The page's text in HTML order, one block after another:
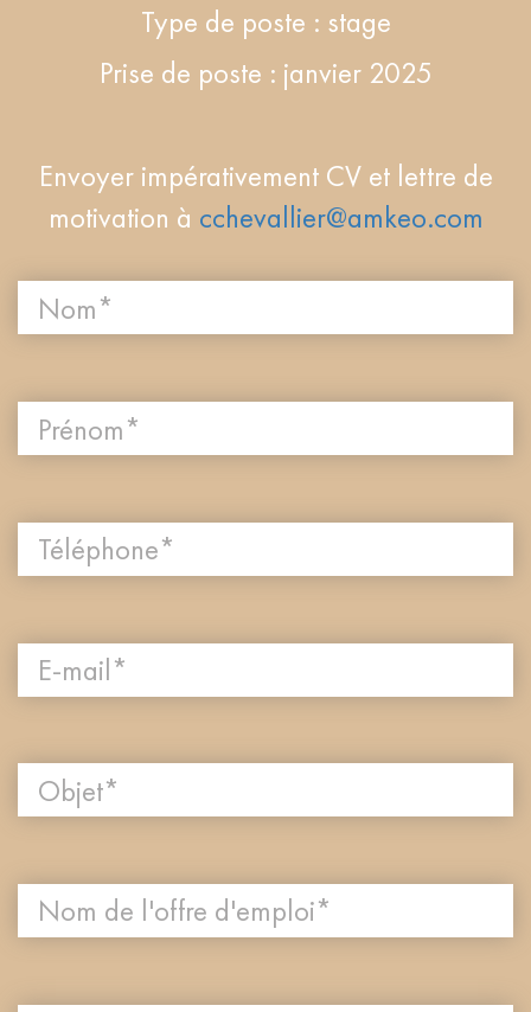
Type de poste : stage
Prise de poste : janvier 2025
Envoyer impérativement CV et lettre de
motivation à cchevallier@amkeo.com